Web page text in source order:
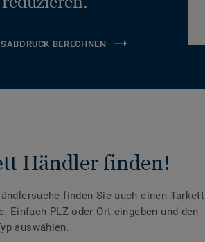
BERECHNEN
Händler finden!
finden Sie auch einen Tarkett
Einfach PLZ oder Ort eingeben und den
auswählen.